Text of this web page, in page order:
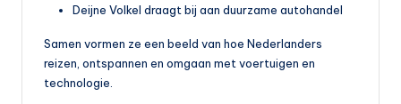
Deijne Volkel draagt bij aan duurzame autohandel
Samen vormen ze een beeld van hoe Nederlanders
reizen, ontspannen en omgaan met voertuigen en
technologie.